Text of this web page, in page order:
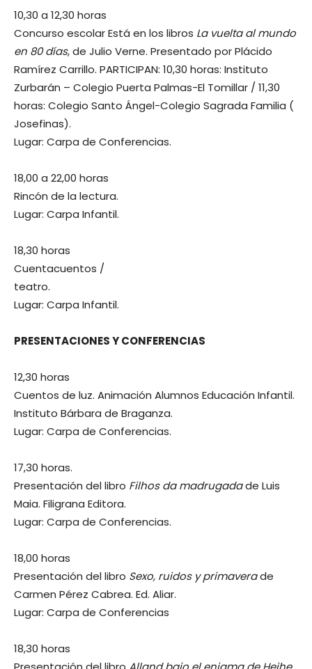
10,30 a 12,30 horas
Concurso escolar Está en los libros La vuelta al mundo
en 80 días, de Julio Verne. Presentado por Plácido
Ramírez Carrillo. PARTICIPAN: 10,30 horas: Instituto
Zurbarán – Colegio Puerta Palmas-El Tomillar / 11,30
horas: Colegio Santo Ángel-Colegio Sagrada Familia (
Josefinas).
Lugar: Carpa de Conferencias.
18,00 a 22,00 horas
Rincón de la lectura.
Lugar: Carpa Infantil.
18,30 horas
Cuentacuentos /
teatro.
Lugar: Carpa Infantil.
PRESENTACIONES Y CONFERENCIAS
12,30 horas
Cuentos de luz. Animación Alumnos Educación Infantil.
Instituto Bárbara de Braganza.
Lugar: Carpa de Conferencias.
17,30 horas.
Presentación del libro Filhos da madrugadade Luis
Maia. Filigrana Editora.
Lugar: Carpa de Conferencias.
18,00 horas
Presentación del libro Sexo, ruidos y primaverade
Carmen Pérez Cabrea. Ed. Aliar.
Lugar: Carpa de Conferencias
18,30 horas